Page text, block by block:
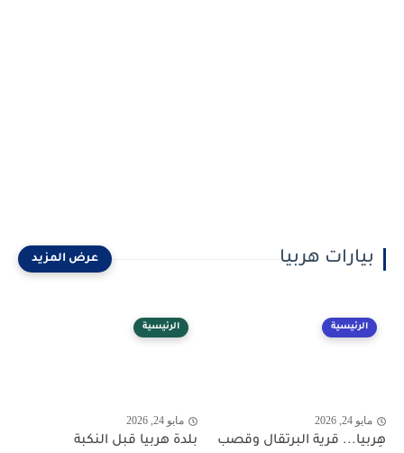
بيارات هربيا
الرئيسية
مايو 24, 2026
هِربيا... قرية البرتقال وقصب
الرئيسية
مايو 24, 2026
بلدة هربيا قبل النكبة